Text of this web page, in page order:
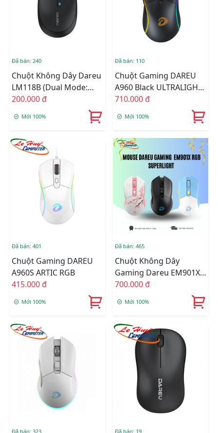
Đã bán: 240
Chuột Không Dây Dareu
LM118B (Dual Mode:
Bluetooth + 2.4G)
200.000 đ
Mới 100%
Đã bán: 110
Chuột Gaming DAREU
A960 Black ULTRALIGHT
RGB
710.000 đ
Mới 100%
Đã bán: 401
Chuột Gaming DAREU
A960S ARTIC RGB
415.000 đ
Mới 100%
Đã bán: 465
Chuột Không Dây
Gaming Dareu EM901X
RGB Superlight
(Đen/Trắng Hồng/Trắng
Xanh)
700.000 đ
Mới 100%
Đã bán: 323 Đã bán: 19